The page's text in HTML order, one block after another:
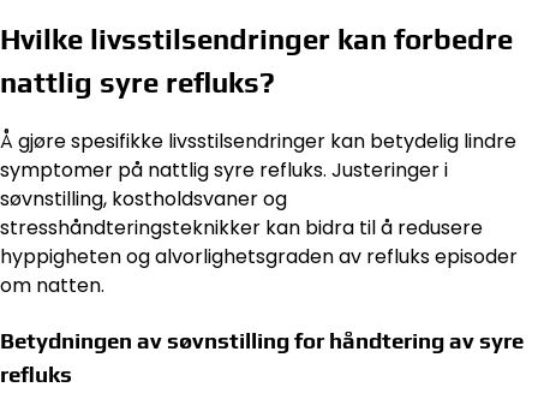
Hvilke livsstilsendringer kan forbedre
nattlig syre refluks?
Å gjøre spesifikke livsstilsendringer kan betydelig lindre
symptomer på nattlig syre refluks. Justeringer i
søvnstilling, kostholdsvaner og
stresshåndteringsteknikker kan bidra til å redusere
hyppigheten og alvorlighetsgraden av refluks episoder
om natten.
Betydningen av søvnstilling for håndtering av syre
refluks